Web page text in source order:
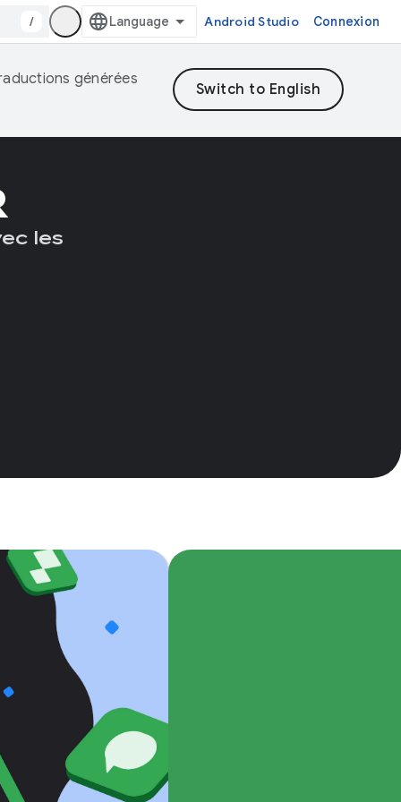
/ Android Studio Connexion
générées
les